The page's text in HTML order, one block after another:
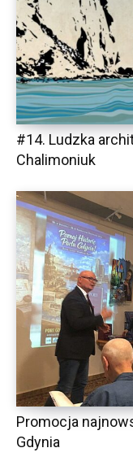
#14. Ludzka
Chalimoniuk
Promocja
Gdynia